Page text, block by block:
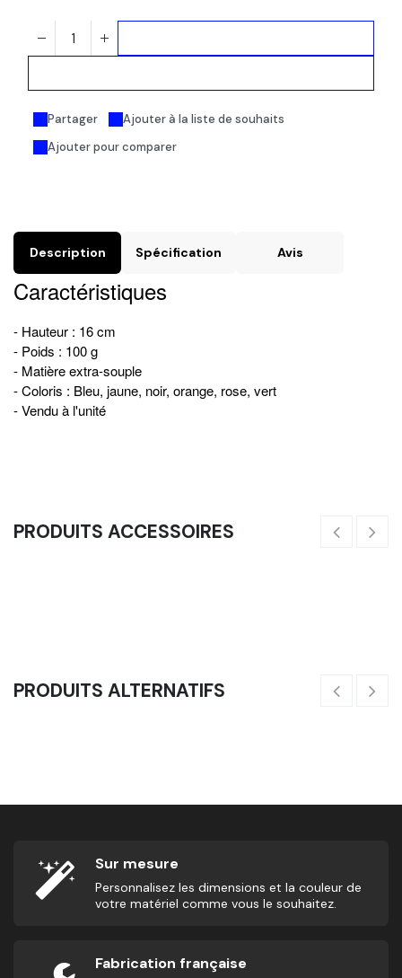
Ajouter pour comparer
Partager Ajouter à la liste de souhaits
Description Spécification Avis
Caractéristiques
- Hauteur : 16 cm
- Poids : 100 g
- Matière extra-souple
- Coloris : Bleu, jaune, noir, orange, rose, vert
- Vendu à l'unité
PRODUITS ACCESSOIRES
PRODUITS ALTERNATIFS
Sur mesure
Personnalisez les dimensions et la couleur de
votre matériel comme vous le souhaitez.
Fabrication française